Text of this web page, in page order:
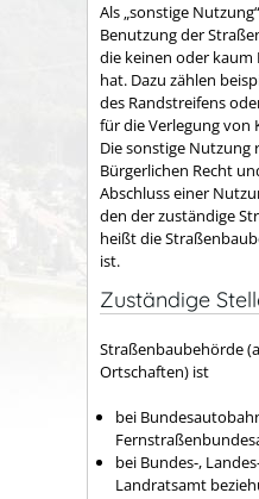
Als „sonstige
Benutzung der
die keinen oder kaum
hat. Dazu zählen
des Randstreifens
für die Verlegung von
Die sonstige Nutzung
Bürgerlichen Recht
Abschluss einer
den der zuständige
heißt die
ist.
Zuständige
Straßenbaubehörde
Ortschaften) ist
bei
bei Bundes-,
Landratsamt